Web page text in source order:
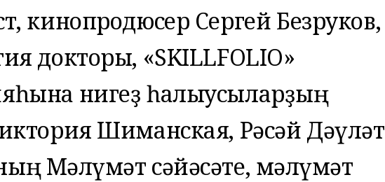
кинопродюсер Сергей Безруков,
докторы, «SKILLFOLIO»
нигеҙ һалыусыларҙың
Шиманская, Рәсәй Дәүләт
Мәғлүмәт сәйәсәте, мәғлүмәт